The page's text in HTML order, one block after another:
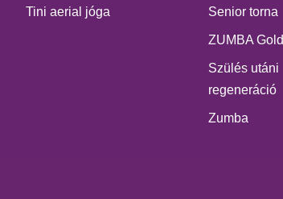
Tini aerial jóga Senior torna
ZUMBA Gold
Szülés utáni
regeneráció
Zumba